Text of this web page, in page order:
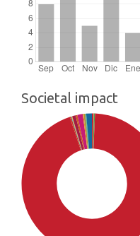
Societal impact